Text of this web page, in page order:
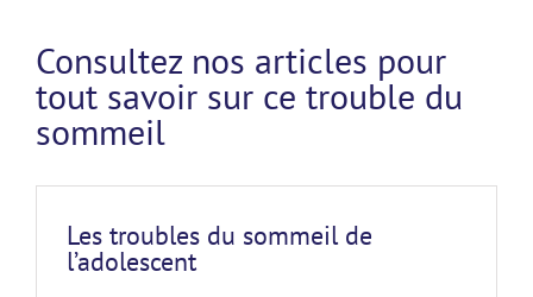
Consultez nos articles pour
tout savoir sur ce trouble du
sommeil
Les troubles du sommeil de
l’adolescent